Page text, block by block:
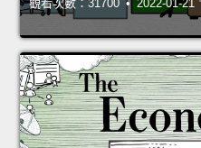
觀看次數：31700 • 2022-01-21